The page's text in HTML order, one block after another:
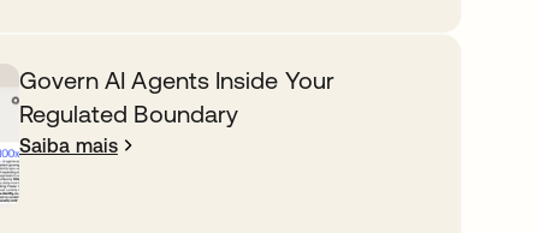
Govern AI Agents Inside Your
Regulated Boundary
Saiba mais